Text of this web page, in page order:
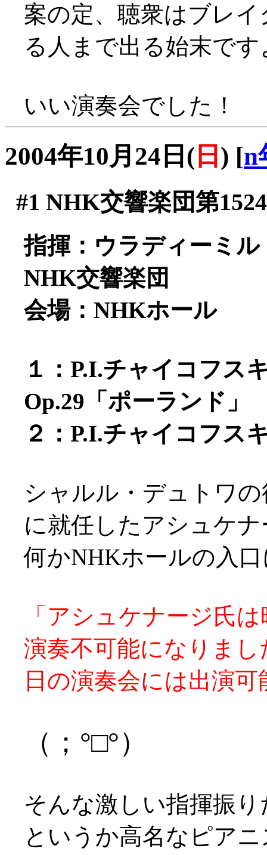
案の定、聴衆はブレ
る人まで出る始末です
いい演奏会でした！
2004年10月24日( 日 ) [n
#1 NHK交響楽団第
指揮：ウラディーミ
NHK交響楽団
会場：NHKホール
１：P.I.チャイコフス
Op.29「ポーランド」
２：P.I.チャイコフス
シャルル・デュトワ
に就任したアシュケ
何かNHKホールの入
「アシュケナージ氏
演奏不可能になりま
日の演奏会には出演
（；°□°）
そんな激しい指揮振
というか高名なピア